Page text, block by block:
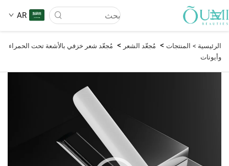
AR
تطبيق
الرئيسية > المنتجات > مُجعّد الشعر > مُجعّد شعر خزفي بالأشعة تحت الحمراء
وأيونات